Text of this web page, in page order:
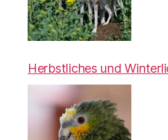
Herbstliches und